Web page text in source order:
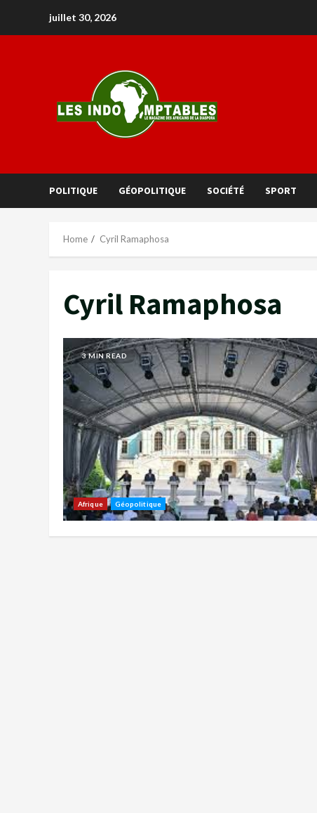
juillet 30, 2026
POLITIQUE GÉOPOLITIQUE SOCIÉTÉ SPORT
Home Cyril Ramaphosa
Cyril Ramaphosa
3 MIN READ
Afrique Géopolitique